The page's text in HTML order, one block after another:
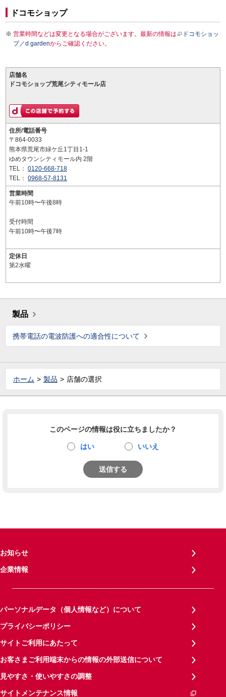
ドコモショップ
営業時間などは変更となる場合がございます。最新の情報は
ドコモショッ
プ／d gardenからご確認ください。
店舗名
ドコモショップ荒尾シティモール店
住所/電話番号
〒864-0033
熊本県荒尾市緑ケ丘1丁目1-1
ゆめタウンシティモール内 2階
TEL： 0120-668-718
TEL： 0968-57-8131
営業時間
午前10時〜午後8時
受付時間
午前10時〜午後7時
定休日
第2水曜
製品
携帯電話の電波防護への適合性について
ホーム 製品 店舗の選択
このページの情報は役に立ちましたか？
はい いいえ
送信する
お知らせ
企業情報
パーソナルデータ（個人情報など）について
プライバシーポリシー
サイトご利用にあたって
お客さまご利用端末からの情報の外部送信について
見やすさ・使いやすさの調整
サイトメンテナンス情報